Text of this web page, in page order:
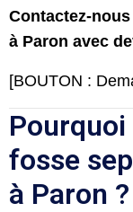
Contactez-
à Paron avec
[BOUTON :
Pourquoi
fosse
à Paron ?